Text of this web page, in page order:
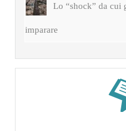
Lo “shock” da cui
imparare